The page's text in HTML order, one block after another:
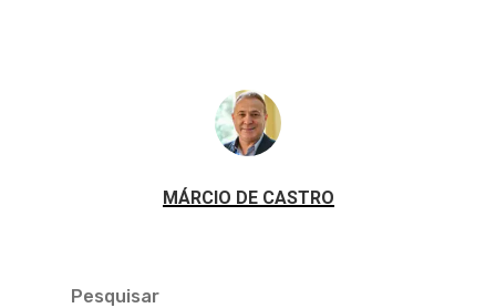
MÁRCIO DE CASTRO
Pesquisar